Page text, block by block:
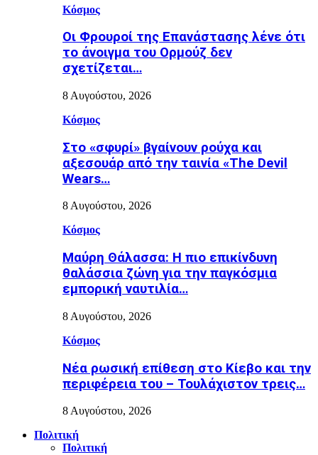
Κόσμος
Οι Φρουροί της Επανάστασης λένε ότι
το άνοιγμα του Ορμούζ δεν
σχετίζεται…
8 Αυγούστου, 2026
Κόσμος
Στο «σφυρί» βγαίνουν ρούχα και
αξεσουάρ από την ταινία «The Devil
Wears…
8 Αυγούστου, 2026
Κόσμος
Μαύρη Θάλασσα: Η πιο επικίνδυνη
θαλάσσια ζώνη για την παγκόσμια
εμπορική ναυτιλία…
8 Αυγούστου, 2026
Κόσμος
Nέα ρωσική επίθεση στο Κίεβο και την
περιφέρεια του – Τουλάχιστον τρεις…
8 Αυγούστου, 2026
Πολιτική
Πολιτική